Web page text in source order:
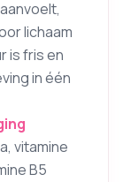
lichaam
is fris en
in één
vitamine
B5